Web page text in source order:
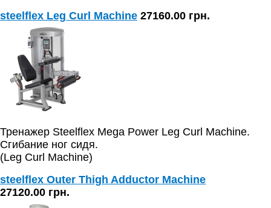
steelflex Leg Curl Machine 27160.00 грн.
Тренажер Steelflex Mega Power Leg Curl Machine.
Сгибание ног сидя.
(Leg Curl Machine)
steelflex Outer Thigh Adductor Machine
27120.00 грн.